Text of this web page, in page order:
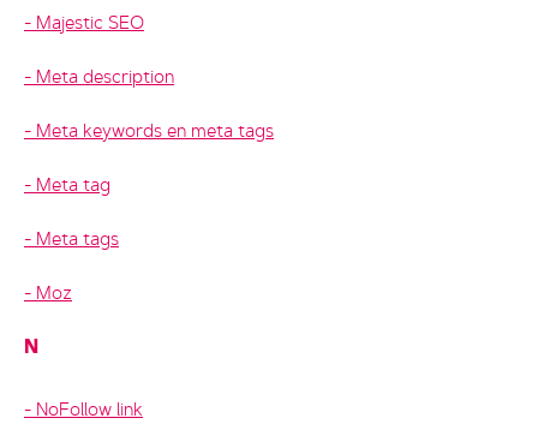
Majestic SEO
Meta description
Meta keywords en meta tags
Meta tag
Meta tags
Moz
N
NoFollow link